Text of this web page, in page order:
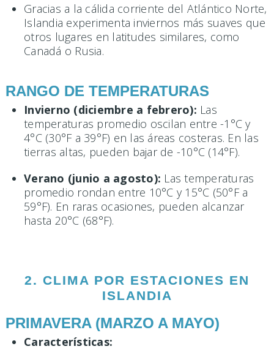
Gracias a la cálida corriente del Atlántico Norte,
Islandia experimenta inviernos más suaves que
otros lugares en latitudes similares, como
Canadá o Rusia.
RANGO DE TEMPERATURAS
Invierno (diciembre a febrero): Las
temperaturas promedio oscilan entre -1°C y
4°C (30°F a 39°F) en las áreas costeras. En las
tierras altas, pueden bajar de -10°C (14°F).
Verano (junio a agosto): Las temperaturas
promedio rondan entre 10°C y 15°C (50°F a
59°F). En raras ocasiones, pueden alcanzar
hasta 20°C (68°F).
2. CLIMA POR ESTACIONES EN
ISLANDIA
PRIMAVERA (MARZO A MAYO)
Características: